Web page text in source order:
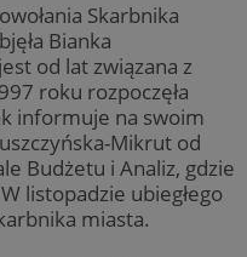
Skarbnika
Bianka
od lat związana z
roku rozpoczęła
informuje na swoim
Mikrut od
Budżetu i Analiz, gdzie
listopadzie ubiegłego
miasta.